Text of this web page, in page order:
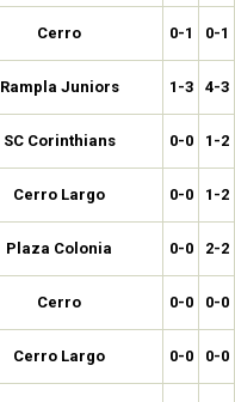
Cerro 0-1 0-1
Rampla Juniors 1-3 4-3
SC Corinthians 0-0 1-2
Cerro Largo 0-0 1-2
Plaza Colonia 0-0 2-2
Cerro 0-0 0-0
Cerro Largo 0-0 0-0